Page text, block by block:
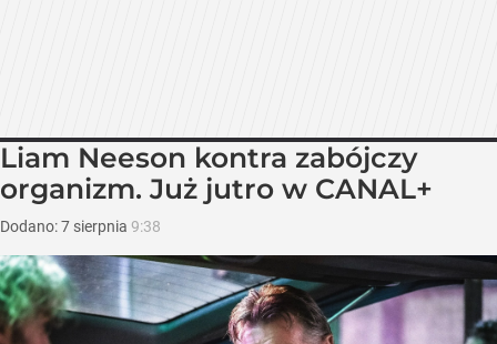
Liam Neeson kontra zabójczy
organizm. Już jutro w CANAL+
Dodano:7 sierpnia 9:38